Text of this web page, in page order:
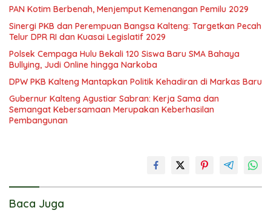
PAN Kotim Berbenah, Menjemput Kemenangan Pemilu 2029
Sinergi PKB dan Perempuan Bangsa Kalteng: Targetkan Pecah
Telur DPR RI dan Kuasai Legislatif 2029
Polsek Cempaga Hulu Bekali 120 Siswa Baru SMA Bahaya
Bullying, Judi Online hingga Narkoba
DPW PKB Kalteng Mantapkan Politik Kehadiran di Markas Baru
Gubernur Kalteng Agustiar Sabran: Kerja Sama dan
Semangat Kebersamaan Merupakan Keberhasilan
Pembangunan
Baca Juga